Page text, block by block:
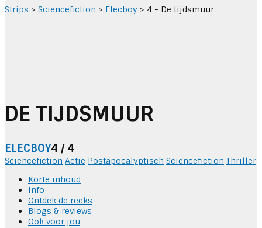
Strips > Sciencefiction > Elecboy > 4 - De tijdsmuur
DE TIJDSMUUR
ELECBOY4 / 4
Sciencefiction Actie Postapocalyptisch Sciencefiction Thriller
Korte inhoud
Info
Ontdek de reeks
Blogs & reviews
Ook voor jou